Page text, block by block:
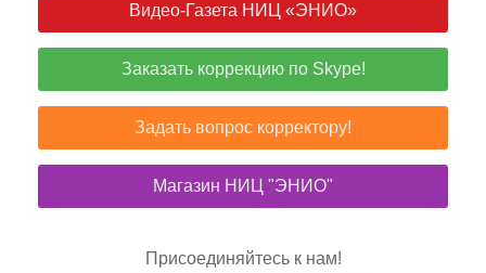
Видео-Газета НИЦ «ЭНИО»
Заказать коррекцию по Skype!
Задать вопрос корректору!
Магазин НИЦ "ЭНИО"
Присоединяйтесь к нам!